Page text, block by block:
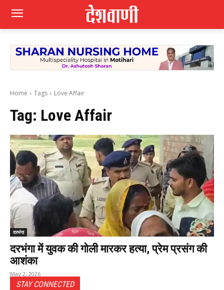
Home Tags Love Affair
Tag: Love Affair
दरभंगा
दरभंगा में युवक की गोली मारकर हत्या, प्रेम प्रसंग की
आशंका
May 2, 2026
STAY CONNECTED